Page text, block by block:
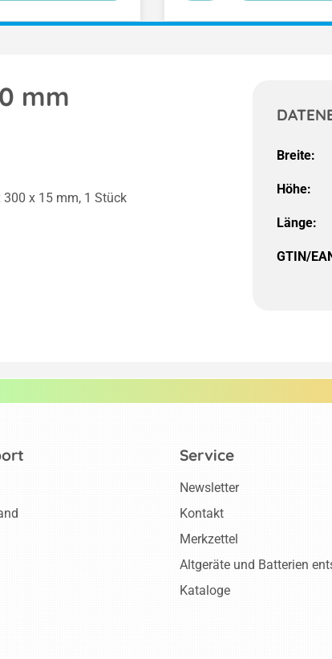
mm
x 15 mm, 1 Stück
Breite:
Höhe:
Länge:
GTIN/
Service
Newsletter
Kontakt
Merkzettel
Altgeräte und Batterien
Kataloge